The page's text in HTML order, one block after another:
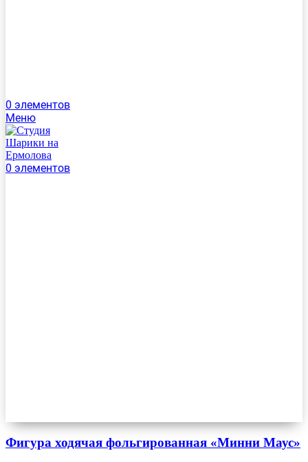
0 элементов
Меню
0 элементов
Фигура ходячая фольгированная «Минни Маус»